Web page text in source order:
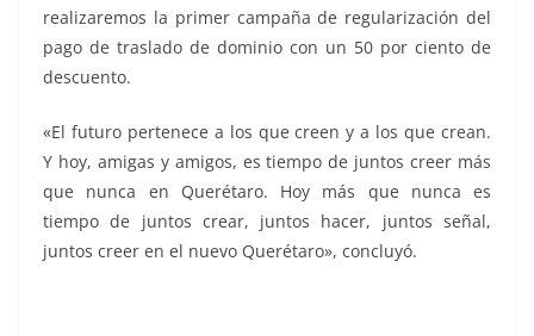
realizaremos la primer campaña de regularización del
pago de traslado de dominio con un 50 por ciento de
descuento.
«El futuro pertenece a los que creen y a los que crean.
Y hoy, amigas y amigos, es tiempo de juntos creer más
que nunca en Querétaro. Hoy más que nunca es
tiempo de juntos crear, juntos hacer, juntos señal,
juntos creer en el nuevo Querétaro», concluyó.